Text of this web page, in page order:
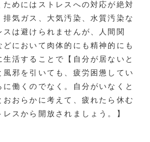
ためにはストレスへの対応が絶対
排気ガス、大気汚染、水質汚染な
スは避けられませんが、人間関
において肉体的にも精神的にも
生活することで【自分が居ないと
風邪を引いても、疲労困憊してい
働くのでなく。自分がいなくと
おおらかに考えて、疲れたら休む
スから開放されましょう。】